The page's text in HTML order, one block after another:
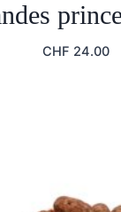
CHF 24.00